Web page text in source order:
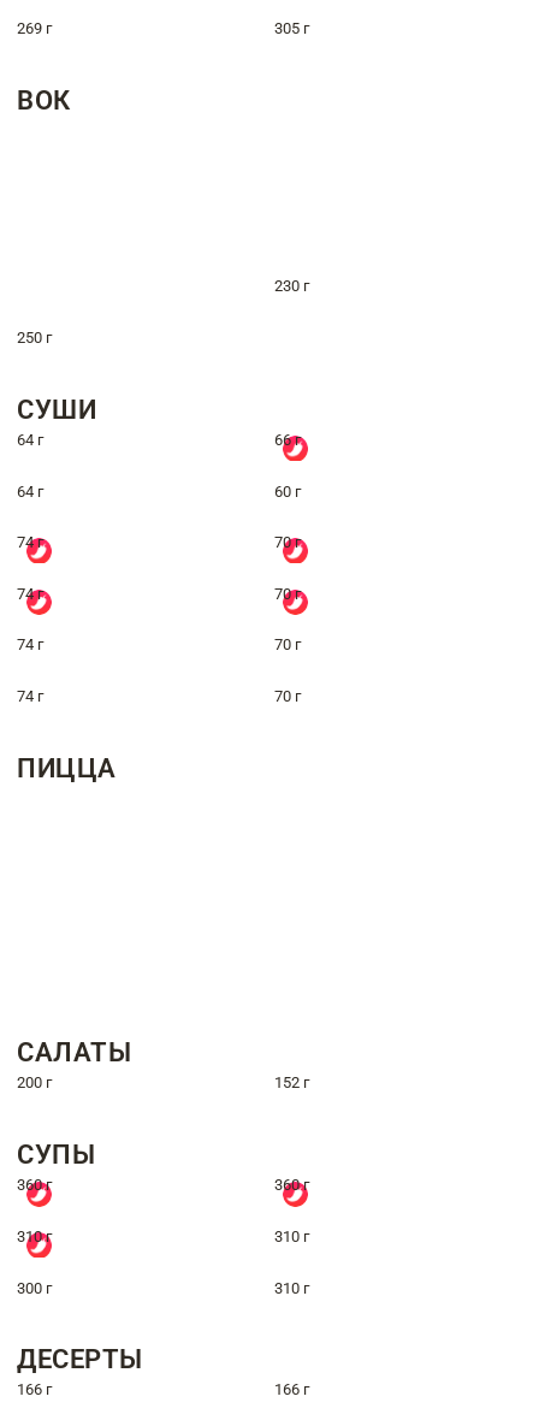
269 г 305 г
ВОК
230 г
250 г
СУШИ
64 г 66 г
64 г 60 г
74 г 70 г
74 г 70 г
74 г 70 г
74 г 70 г
ПИЦЦА
САЛАТЫ
200 г 152 г
СУПЫ
360 г 360 г
310 г 310 г
300 г 310 г
ДЕСЕРТЫ
166 г 166 г